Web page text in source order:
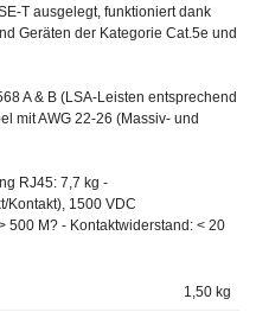
T ausgelegt, funktioniert dank
Geräten der Kategorie Cat.5e und
A & B (LSA-Leisten entsprechend
mit AWG 22-26 (Massiv- und
RJ45: 7,7 kg -
Kontakt), 1500 VDC
500 M? - Kontaktwiderstand: < 20
1,50 kg